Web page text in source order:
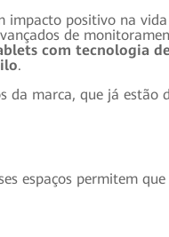
impacto positivo na
de
com tecnologia
.
da marca, que já estão
espaços permitem